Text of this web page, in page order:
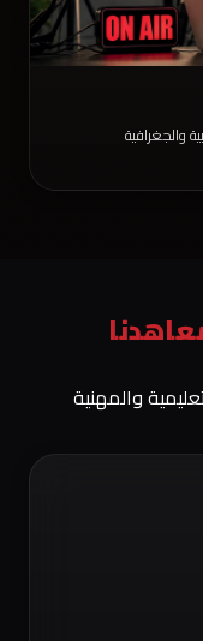
والجغرافية
والمهنية